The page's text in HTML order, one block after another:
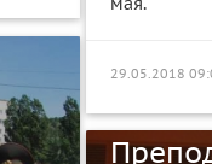
29.05.2018